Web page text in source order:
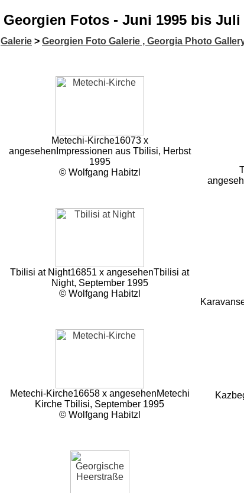
Georgien Fotos - Juni 1995 bis Juli
Galerie > Georgien Foto Galerie , Georgia Photo
Metechi-Kirche16073 x
angesehen Impressionen aus Tbilisi, Herbst
1995
© Wolfgang Habitzl
Tbilisi at Night16851 x angesehenTbilisi at
Night, September 1995
© Wolfgang Habitzl
Metechi-Kirche16658 x angesehenMetechi
Kirche Tbilisi, September 1995
© Wolfgang Habitzl